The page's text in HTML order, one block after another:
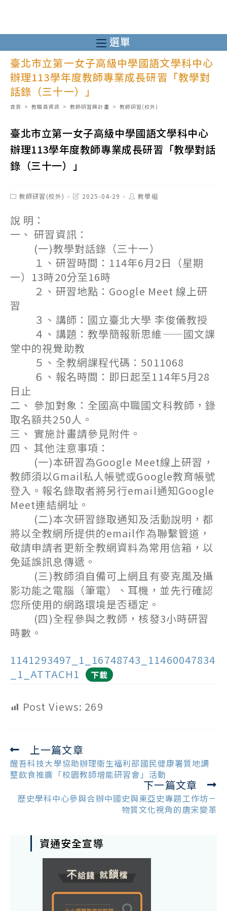
至
主
內
選單
臺北市立第一女子高級中學國語文學科中心
辦理113學年度教師專業成長研習「教學對
話錄（三十一）」
首頁 > 教職員資訊 > 教師研習與計畫 > 教師研習(校外)
臺北市立第一女子高級中學國語文學科中心
辦理113學年度教師專業成長研習「教學對話
錄（三十一）」
Post教師研習(校外)
Post2025-04-29
Post教學組
說 明：
一、 研習資訊：
(一)教學對話錄（三十一）
１、研習時間：114年6月2日（星期
一）13時20分至16時
２、研習地點：Google Meet 線上研
習
３、講師：國立臺北大學 李俊儀教授
４、講題：教學簡報新思維——國文課
堂中的視覺助教
５、全教網課程代碼：5011068
６、報名時間：即日起至114年5月28
日止
二、 參加對象：全國高中職國文科教師，錄
取名額共250人。
三、 實施計畫請參見附件。
四、 其他注意事項：
(一)本研習為Google Meet線上研習，
教師須以Gmail私人帳號或Google教育帳號
登入。報名錄取者將另行email通知Google
Meet連結網址。
(二)本次研習錄取通知及活動說明，都
將以全教網所提供的email作為聯繫管道，
敬請申請者更新全教網資料為常用信箱，以
免延誤訊息傳遞。
(三)教師須自備可上網且有麥克風及攝
影功能之電腦（筆電）、耳機，並先行確認
您所使用的網路環境是否穩定。
(四)全程參與之教師，核發3小時研習
時數。
1141293497_1_16748743_11460047834
_1_ATTACH1
下載
Post Views: 269
Read
more
articles
上一篇文章
醒吾科技大學協助辦理衛生福利部國民健康署質地調
整飲食推廣「校園教師增能研習會」活動
下一篇文章
歷史學科中心參與合辦中國史與東亞史專題工作坊－
物質文化視角的唐宋變革
資通安全宣導